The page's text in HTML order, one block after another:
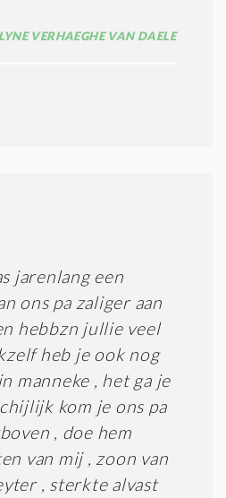
VERHAEGHE VAN DAELE
jarenlang een
ons pa zaliger aan
hebbzn jullie veel
heb je ook nog
manneke , het ga je
kom je ons pa
, doe hem
van mij , zoon van
, sterkte alvast